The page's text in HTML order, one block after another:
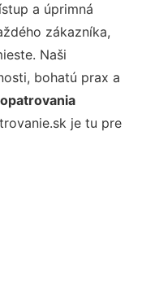
a úprimná
zákazníka,
Naši
bohatú prax a
je tu pre